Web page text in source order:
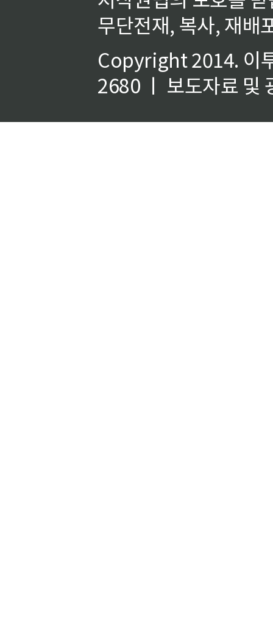
무단전재, 복사, 재배
Copyright 2014. 이
2680 ㅣ 보도자료